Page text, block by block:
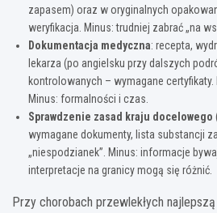
zapasem) oraz w oryginalnych
weryfikacja. Minus: trudniej zabrać „na
Dokumentacja medyczna: recepta,
lekarza (po angielsku przy dalszych
kontrolowanych – wymagane certyfikaty.
Minus: formalności i czas.
Sprawdzenie zasad kraju docelowego
wymagane dokumenty, lista substancji
„niespodzianek”. Minus: informacje
interpretacje na granicy mogą się różnić.
Przy chorobach przewlekłych